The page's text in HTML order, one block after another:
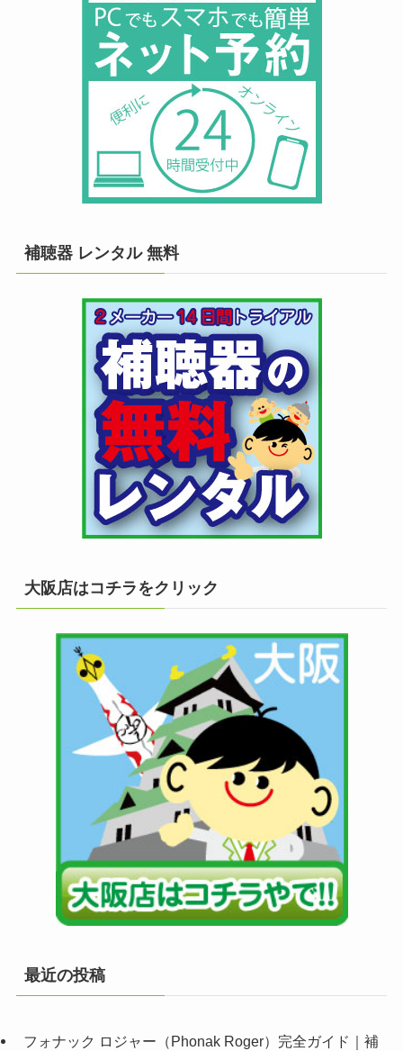
補聴器 レンタル 無料
大阪店はコチラをクリック
最近の投稿
フォナック ロジャー（Phonak Roger）完全ガイド｜補